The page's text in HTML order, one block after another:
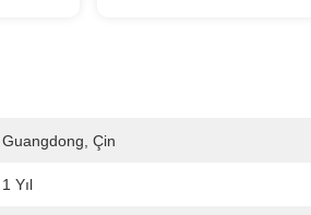
Guangdong, Çin
1 Yıl